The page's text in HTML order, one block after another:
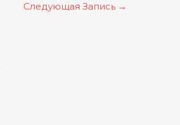
Следующая Запись →